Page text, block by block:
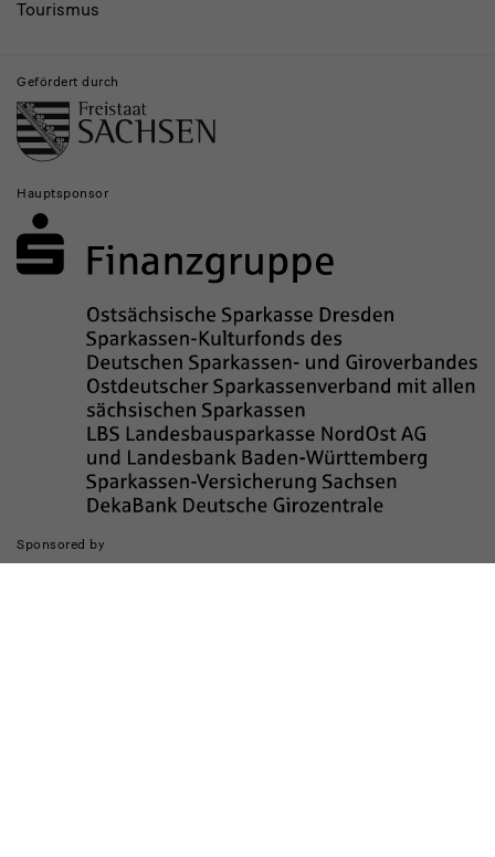
Tourismus
Gefördert durch
Hauptsponsor
Sponsored by